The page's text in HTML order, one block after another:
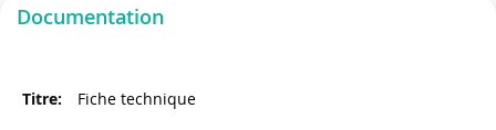
Documentation
Fiche technique